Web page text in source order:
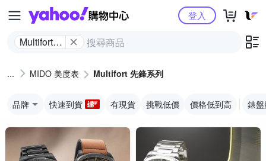
Yahoo購物中心
Multifort
登入
MIDO 美度表 Multifort 先鋒系列
品牌 快速到貨 有現貨 挑戰低價 價格低到高 錶